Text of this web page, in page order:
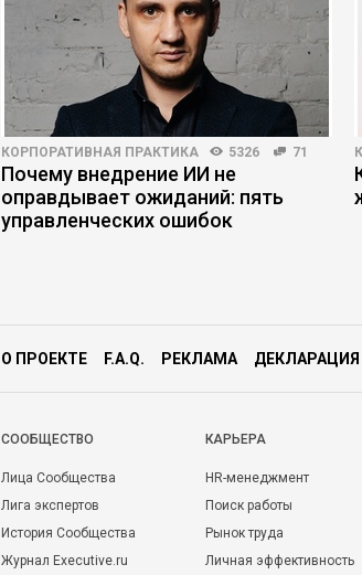
КОРПОРАТИВНАЯ ПРАКТИКА 5326 71
Почему внедрение ИИ не
оправдывает ожиданий: пять
управленческих ошибок
О ПРОЕКТЕ F.A.Q. РЕКЛАМА
CООБЩЕСТВО
Лица Сообщества
Лига экспертов
История Сообщества
Журнал Executive.ru
КАРЬЕРА
HR-менеджмент
Поиск работы
Рынок труда
Личная эффективность